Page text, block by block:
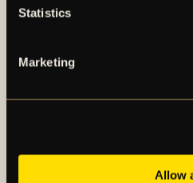
Statistics
Marketing
Allow
ÖRGRYTE IS – AIK